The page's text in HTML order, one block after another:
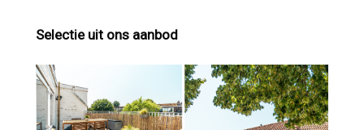
Selectie uit ons aanbod